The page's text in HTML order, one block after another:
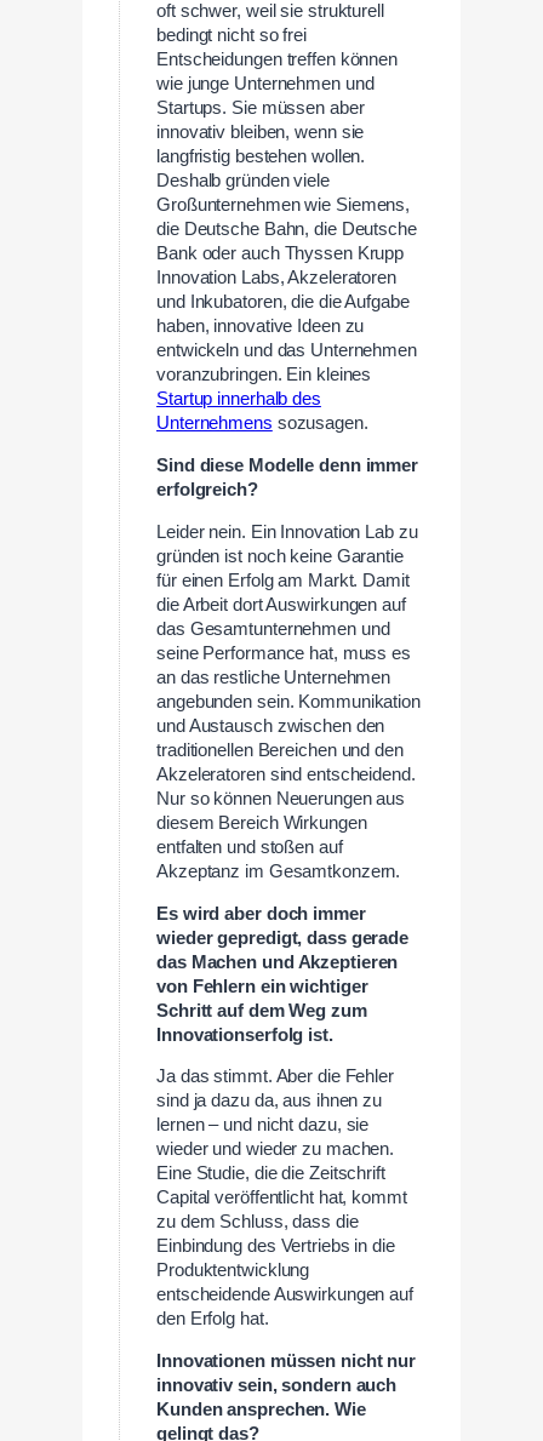
oft schwer, weil sie strukturell
bedingt nicht so frei
Entscheidungen treffen können
wie junge Unternehmen und
Startups. Sie müssen aber
innovativ bleiben, wenn sie
langfristig bestehen wollen.
Deshalb gründen viele
Großunternehmen wie Siemens,
die Deutsche Bahn, die Deutsche
Bank oder auch Thyssen Krupp
Innovation Labs, Akzeleratoren
und Inkubatoren, die die Aufgabe
haben, innovative Ideen zu
entwickeln und das Unternehmen
voranzubringen. Ein kleines
Startup innerhalb des
Unternehmens sozusagen.
Sind diese Modelle denn immer
erfolgreich?
Leider nein. Ein Innovation Lab zu
gründen ist noch keine Garantie
für einen Erfolg am Markt. Damit
die Arbeit dort Auswirkungen auf
das Gesamtunternehmen und
seine Performance hat, muss es
an das restliche Unternehmen
angebunden sein. Kommunikation
und Austausch zwischen den
traditionellen Bereichen und den
Akzeleratoren sind entscheidend.
Nur so können Neuerungen aus
diesem Bereich Wirkungen
entfalten und stoßen auf
Akzeptanz im Gesamtkonzern.
Es wird aber doch immer
wieder gepredigt, dass gerade
das Machen und Akzeptieren
von Fehlern ein wichtiger
Schritt auf dem Weg zum
Innovationserfolg ist.
Ja das stimmt. Aber die Fehler
sind ja dazu da, aus ihnen zu
lernen – und nicht dazu, sie
wieder und wieder zu machen.
Eine Studie, die die Zeitschrift
Capital veröffentlicht hat, kommt
zu dem Schluss, dass die
Einbindung des Vertriebs in die
Produktentwicklung
entscheidende Auswirkungen auf
den Erfolg hat.
Innovationen müssen nicht nur
innovativ sein, sondern auch
Kunden ansprechen. Wie
gelingt das?